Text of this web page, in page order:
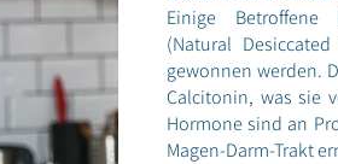
Einige Betroffene
(Natural
gewonnen werden.
Calcitonin, was sie
Hormone sind an
Magen-Darm-Trakt